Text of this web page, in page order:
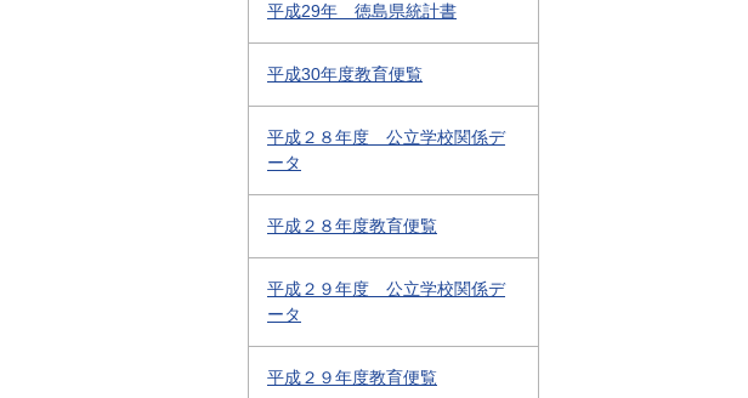
平成29年 徳島県統計書
平成30年度教育便覧
平成２８年度 公立学校関係デ
ータ
平成２８年度教育便覧
平成２９年度 公立学校関係デ
ータ
平成２９年度教育便覧